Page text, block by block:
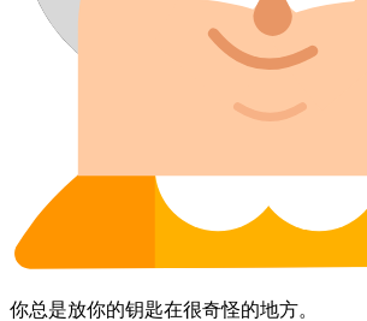
你​总是​放​你的​钥匙​在​很​奇怪的​地方。